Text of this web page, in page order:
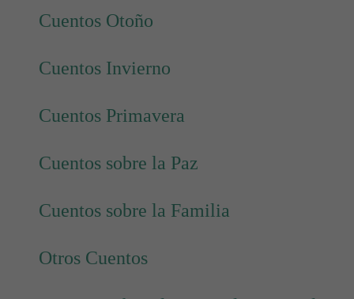
Cuentos Otoño
Cuentos Invierno
Cuentos Primavera
Cuentos sobre la Paz
Cuentos sobre la Familia
Otros Cuentos